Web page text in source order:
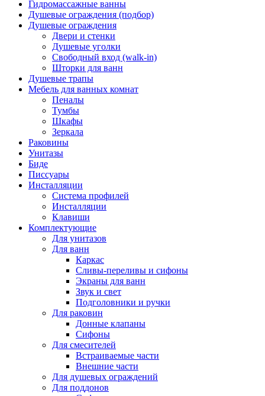
Гидромассажные ванны
Душевые ограждения (подбор)
Душевые ограждения
Двери и стенки
Душевые уголки
Свободный вход (walk-in)
Шторки для ванн
Душевые трапы
Мебель для ванных комнат
Пеналы
Тумбы
Шкафы
Зеркала
Раковины
Унитазы
Биде
Писсуары
Инсталляции
Система профилей
Инсталляции
Клавиши
Комплектующие
Для унитазов
Для ванн
Каркас
Сливы-переливы и сифоны
Экраны для ванн
Звук и свет
Подголовники и ручки
Для раковин
Донные клапаны
Сифоны
Для смесителей
Встраиваемые части
Внешние части
Для душевых ограждений
Для поддонов